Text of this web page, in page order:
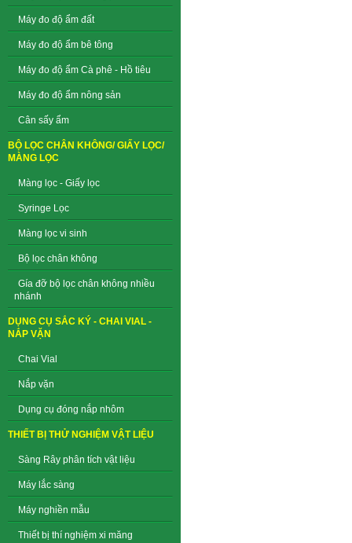
Máy đo độ ẩm đất
Máy đo độ ẩm bê tông
Máy đo độ ẩm Cà phê - Hồ tiêu
Máy đo độ ẩm nông sản
Cân sấy ẩm
BỘ LỌC CHÂN KHÔNG/ GIẤY LỌC/
MÀNG LỌC
Màng lọc - Giấy lọc
Syringe Lọc
Màng lọc vi sinh
Bộ lọc chân không
Gía đỡ bộ lọc chân không nhiều
nhánh
DỤNG CỤ SẮC KÝ - CHAI VIAL -
NẮP VẶN
Chai Vial
Nắp vặn
Dụng cụ đóng nắp nhôm
THIẾT BỊ THỬ NGHIỆM VẬT LIỆU
Sàng Rây phân tích vật liệu
Máy lắc sàng
Máy nghiền mẫu
Thiết bị thí nghiệm xi măng